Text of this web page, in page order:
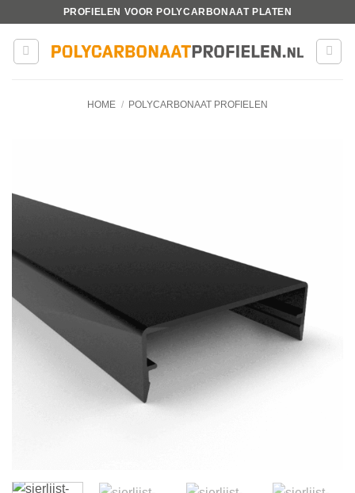
inhoud
PROFIELEN VOOR POLYCARBONAAT PLATEN
HOME / POLYCARBONAAT PROFIELEN